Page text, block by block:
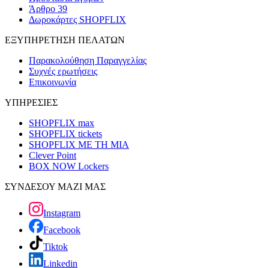
Άρθρο 39
Δωροκάρτες SHOPFLIX
ΕΞΥΠΗΡΕΤΗΣΗ ΠΕΛΑΤΩΝ
Παρακολούθηση Παραγγελίας
Συχνές ερωτήσεις
Επικοινωνία
ΥΠΗΡΕΣΙΕΣ
SHOPFLIX max
SHOPFLIX tickets
SHOPFLIX ΜΕ ΤΗ ΜΙΑ
Clever Point
BOX NOW Lockers
ΣΥΝΔΕΣΟΥ ΜΑΖΙ ΜΑΣ
Instagram
Facebook
Tiktok
Linkedin